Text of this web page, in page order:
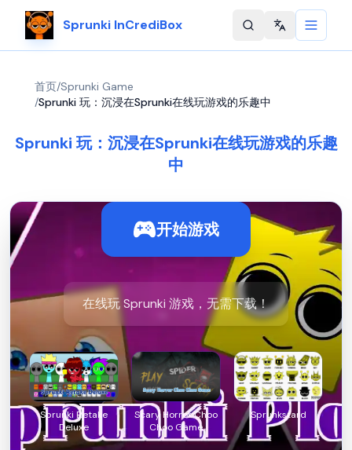
Sprunki InCrediBox Change
首页/Sprunki Game
/Sprunki 玩：沉浸在Sprunki在线玩游戏的乐趣中
Sprunki 玩：沉浸在Sprunki在线玩游戏的乐趣
中
开始游戏
在线玩 Sprunki 游戏，无需下载！
Sprunki Retake
Deluxe
Scary Horror Choo
Choo Game
Sprunkstard